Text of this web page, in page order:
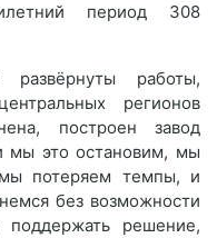
период 308
работы,
регионов
построен завод
это остановим, мы
потеряем темпы, и
без возможности
решение,